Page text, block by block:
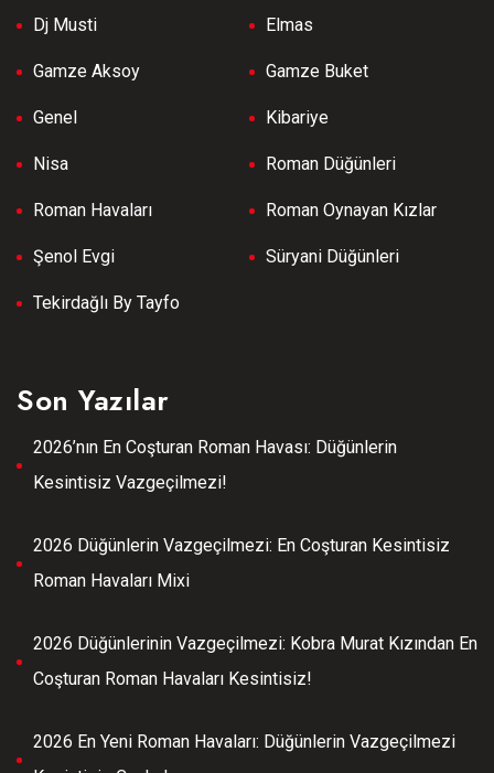
Dj Musti Elmas
Gamze Aksoy Gamze Buket
Genel Kibariye
Nisa Roman Düğünleri
Roman Havaları Roman Oynayan Kızlar
Şenol Evgi Süryani Düğünleri
Tekirdağlı By Tayfo
Son Yazılar
2026’nın En Coşturan Roman Havası: Düğünlerin
Kesintisiz Vazgeçilmezi!
2026 Düğünlerin Vazgeçilmezi: En Coşturan Kesintisiz
Roman Havaları Mixi
2026 Düğünlerinin Vazgeçilmezi: Kobra Murat Kızından En
Coşturan Roman Havaları Kesintisiz!
2026 En Yeni Roman Havaları: Düğünlerin Vazgeçilmezi